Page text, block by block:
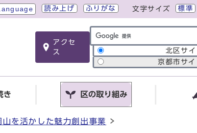
読み上げ ふりがな 文字サイズ 標準
アクセ
ス
サイト内検索の範囲
北区サイ
京都市サイ
き 区の取り組み
山を活かした魅力創出事業